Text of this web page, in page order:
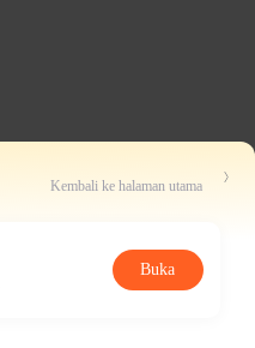
Kembali ke halaman utama
Buka